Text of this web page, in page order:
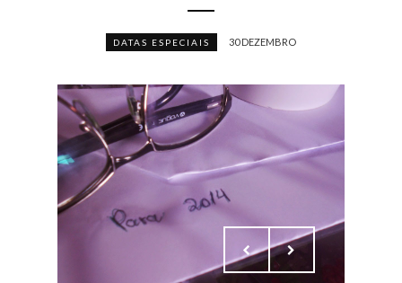
DATAS ESPECIAIS 30 DEZEMBRO